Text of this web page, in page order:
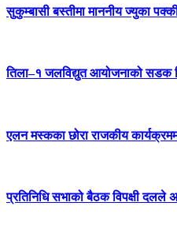
सुकुम्बासी बस्तीमा माननीय ज्युका
तिला–१ जलविद्युत आयोजनाको सडक
एलन मस्कका छोरा राजकीय
प्रतिनिधि सभाको बैठक विपक्षी दलले